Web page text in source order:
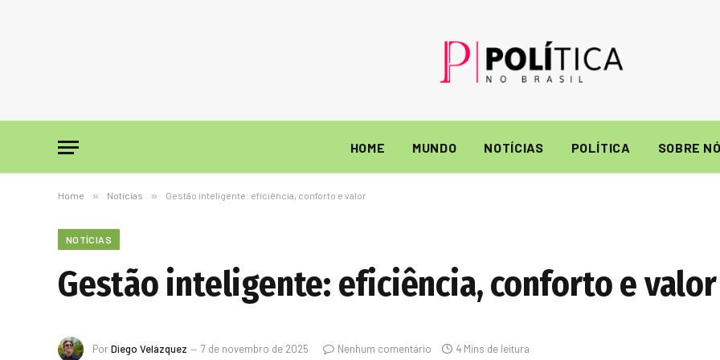
HOME MUNDO NOTÍCIAS POLÍTICA SOBRE
Home » Notícias » Gestão inteligente: eficiência, conforto e valor
NOTÍCIAS
Gestão inteligente: eficiência, conforto e valor
PorDiego Velázquez 7 de novembro de 2025 Nenhum comentário 4 Mins de leitura